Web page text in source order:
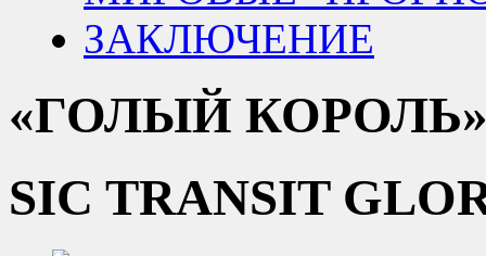
ЗАКЛЮЧЕНИЕ
«ГОЛЫЙ
SIC TRANSIT